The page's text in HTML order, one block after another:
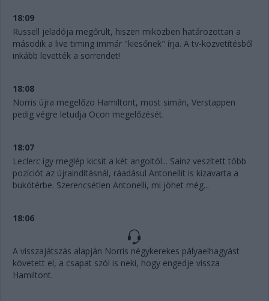
18:09
Russell jeladója megőrült, hiszen miközben határozottan a
második a live timing immár "kiesőnek" írja. A tv-közvetítésből
inkább levették a sorrendet!
18:08
Norris újra megelőzo Hamiltont, most simán, Verstappen
pedig végre letudja Ocon megelőzését.
18:07
Leclerc így meglép kicsit a két angoltól... Sainz veszített több
pozíciót az újraindításnál, ráadásul Antonellit is kizavarta a
bukótérbe. Szerencsétlen Antonelli, mi jöhet még...
18:06
A visszajátszás alapján Norris négykerekes pályaelhagyást
követett el, a csapat szól is neki, hogy engedje vissza
Hamiltont.